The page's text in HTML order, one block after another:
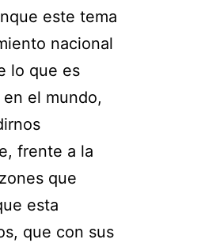
este tema
nacional
lo que es
el mundo,
frente a la
que
esta
que con sus